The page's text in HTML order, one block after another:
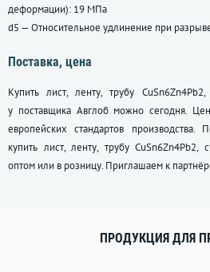
деформации): 19 МПа
d5 — Относительное удлинение при
Поставка, цена
Купить лист, ленту, трубу
у поставщика Авглоб можно сегодня.
европейских стандартов производства.
купить лист, ленту, трубу
оптом или в розницу. Приглашаем к
ПРОДУКЦИЯ ДЛЯ